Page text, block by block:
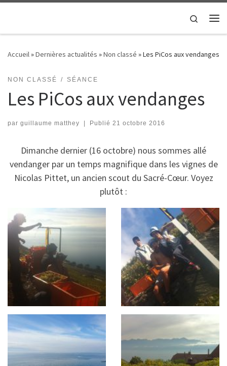
Search
Accueil»Dernières actualités »Non classé »Les PiCos aux vendanges
NON CLASSÉ SÉANCE
Les PiCos aux vendanges
par guillaume matthey | Publié 21 octobre 2016
Dimanche dernier (16 octobre) nous sommes allé
vendanger par un temps magnifique dans les vignes de
Nicolas Pittet, un ancien scout du Sacré-Cœur. Voyez
plutôt :